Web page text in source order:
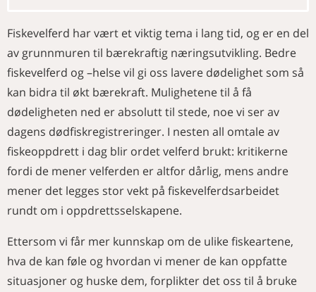
Fiskevelferd har vært et viktig tema i lang tid, og er en del
av grunnmuren til bærekraftig næringsutvikling. Bedre
fiskevelferd og –helse vil gi oss lavere dødelighet som så
kan bidra til økt bærekraft. Mulighetene til å få
dødeligheten ned er absolutt til stede, noe vi ser av
dagens dødfiskregistreringer. I nesten all omtale av
fiskeoppdrett i dag blir ordet velferd brukt: kritikerne
fordi de mener velferden er altfor dårlig, mens andre
mener det legges stor vekt på fiskevelferdsarbeidet
rundt om i oppdrettsselskapene.
Ettersom vi får mer kunnskap om de ulike fiskeartene,
hva de kan føle og hvordan vi mener de kan oppfatte
situasjoner og huske dem, forplikter det oss til å bruke